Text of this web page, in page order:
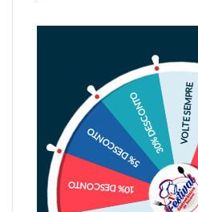
10% DESCONTO
5% DESCONTO30% DESCONTO VOLTE SEMPRE